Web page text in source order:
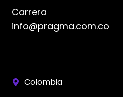
Carrera
info@pragma.com.co
Colombia